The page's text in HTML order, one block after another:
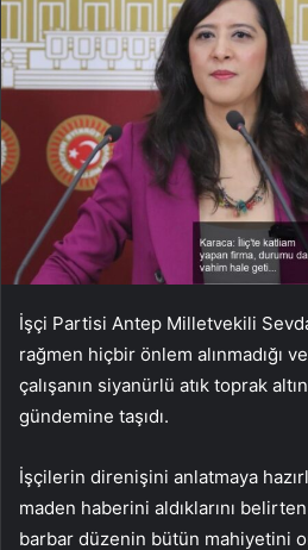
İşçi Partisi Antep Milletvekili
rağmen hiçbir önlem alınmadığı
çalışanın siyanürlü atık toprak
gündemine taşıdı.
İşçilerin direnişini anlatmaya
maden haberini aldıklarını
barbar düzenin bütün mahiyetini